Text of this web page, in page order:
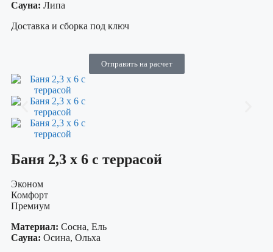
Сауна: Липа
Доставка и сборка под ключ
Отправить на расчет
Баня 2,3 х 6 с террасой
Эконом
Комфорт
Премиум
Материал: Сосна, Ель
Сауна: Осина, Ольха